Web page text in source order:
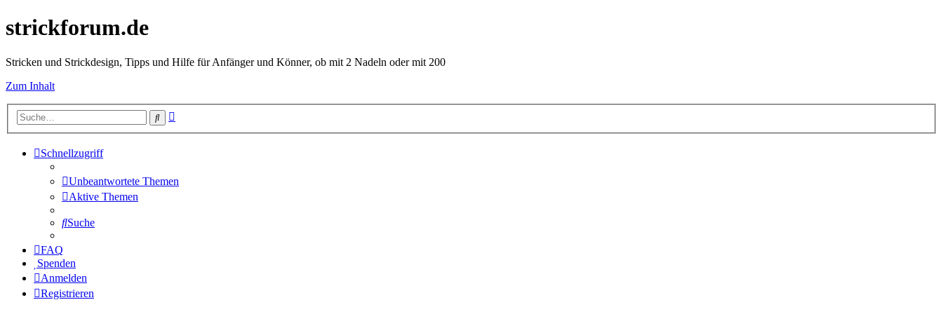
strickforum.de
Stricken und Strickdesign, Tipps und Hilfe für Anfänger und Könner, ob mit 2 Nadeln oder mit 200
Zum Inhalt
Suche
Schnellzugriff
Unbeantwortete Themen
Aktive Themen
Suche
FAQ
Spenden
Anmelden
Registrieren